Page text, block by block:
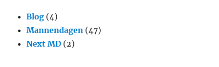
Blog (4)
Mannendagen (47)
Next MD (2)